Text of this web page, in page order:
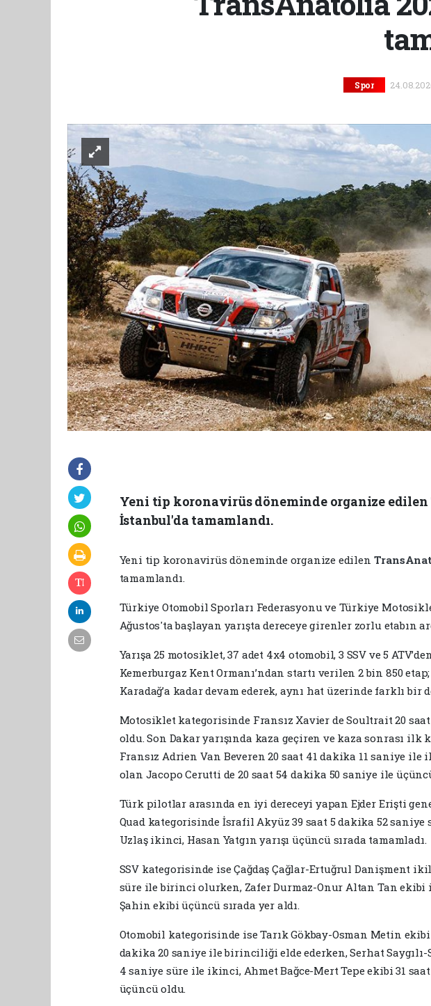
Spor
Yeni tip koronavirüs döneminde organize
İstanbul'da tamamlandı.
Yeni tip koronavirüs döneminde organize edilen
tamamlandı.
Türkiye Otomobil Sporları Federasyonu ve Türkiye
Ağustos'ta başlayan yarışta dereceye girenler zorlu etabın
Yarışa 25 motosiklet, 37 adet 4x4 otomobil, 3 SSV ve 5
Kemerburgaz Kent Ormanı’ndan startı verilen 2 bin 850
Karadağ’a kadar devam ederek, aynı hat üzerinde farklı bir
Motosiklet kategorisinde Fransız Xavier de Soultrait 20
oldu. Son Dakar yarışında kaza geçiren ve kaza sonrası ilk
Fransız Adrien Van Beveren 20 saat 41 dakika 11 saniye
olan Jacopo Cerutti de 20 saat 54 dakika 50 saniye ile
Türk pilotlar arasında en iyi dereceyi yapan Ejder Erişti
Quad kategorisinde İsrafil Akyüz 39 saat 5 dakika 52
Uzlaş ikinci, Hasan Yatgın yarışı üçüncü sırada tamamladı.
SSV kategorisinde ise Çağdaş Çağlar-Ertuğrul Danişment
süre ile birinci olurken, Zafer Durmaz-Onur Altan Tan
Şahin ekibi üçüncü sırada yer aldı.
Otomobil kategorisinde ise Tarık Gökbay-Osman Metin
dakika 20 saniye ile birinciliği elde ederken, Serhat Saygılı-
4 saniye süre ile ikinci, Ahmet Bağce-Mert Tepe ekibi 31
üçüncü oldu.